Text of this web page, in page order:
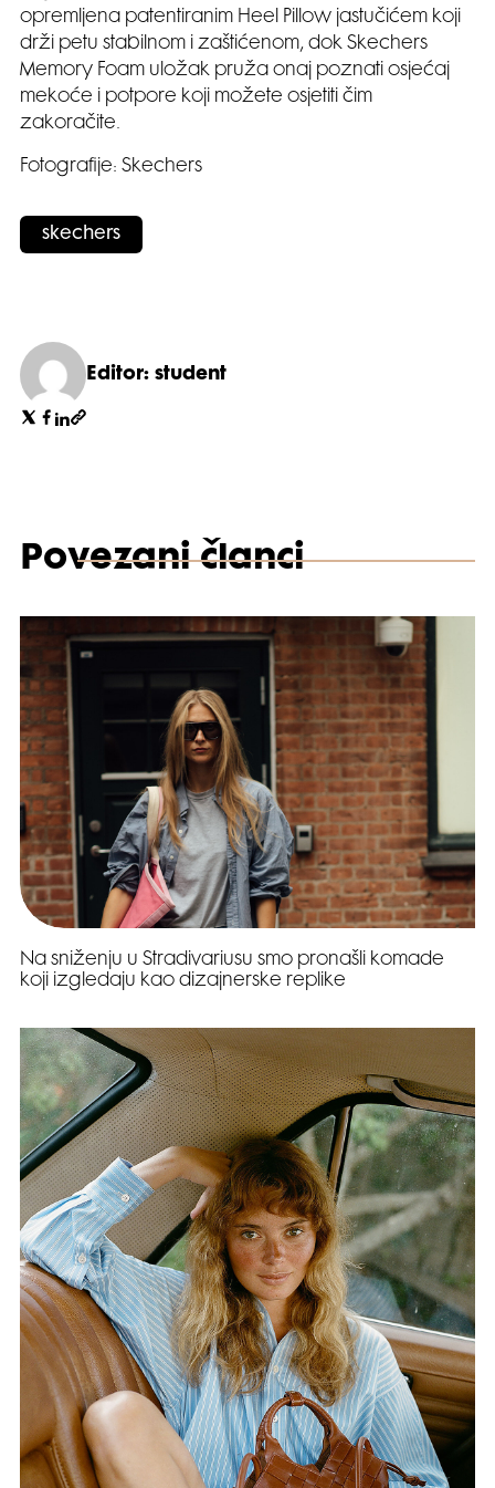
opremljena patentiranim Heel Pillow jastučićem koji
drži petu stabilnom i zaštićenom, dok Skechers
Memory Foam uložak pruža onaj poznati osjećaj
mekoće i potpore koji možete osjetiti čim
zakoračite.
Fotografije: Skechers
skechers
Editor: student
Povezani članci
Na sniženju u Stradivariusu smo pronašli komade
koji izgledaju kao dizajnerske replike